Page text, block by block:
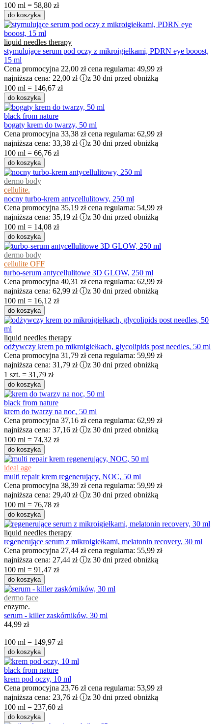
100 ml = 58,80 zł
do koszyka
liquid needles therapy
stymulujące serum pod oczy z mikroigiełkami, PDRN eye booost,
15 ml
Cena promocyjna 22,00 zł cena regularna: 49,99 zł
najniższa cena: 22,00 zł ⓘz 30 dni przed obniżką
100 ml = 146,67 zł
do koszyka
black from nature
bogaty krem do twarzy, 50 ml
Cena promocyjna 33,38 zł cena regularna: 62,99 zł
najniższa cena: 33,38 zł ⓘz 30 dni przed obniżką
100 ml = 66,76 zł
do koszyka
dermo body
cellulite.
nocny turbo-krem antycellulitowy, 250 ml
Cena promocyjna 35,19 zł cena regularna: 54,99 zł
najniższa cena: 35,19 zł ⓘz 30 dni przed obniżką
100 ml = 14,08 zł
do koszyka
dermo body
cellulite OFF
turbo-serum antycellulitowe 3D GLOW, 250 ml
Cena promocyjna 40,31 zł cena regularna: 62,99 zł
najniższa cena: 62,99 zł ⓘz 30 dni przed obniżką
100 ml = 16,12 zł
do koszyka
liquid needles therapy
odżywczy krem po mikroigiełkach, glycolipids post needles, 50 ml
Cena promocyjna 31,79 zł cena regularna: 59,99 zł
najniższa cena: 31,79 zł ⓘz 30 dni przed obniżką
1 szt. = 31,79 zł
do koszyka
black from nature
krem do twarzy na noc, 50 ml
Cena promocyjna 37,16 zł cena regularna: 62,99 zł
najniższa cena: 37,16 zł ⓘz 30 dni przed obniżką
100 ml = 74,32 zł
do koszyka
ideal age
multi repair krem regenerujący, NOC, 50 ml
Cena promocyjna 38,39 zł cena regularna: 59,99 zł
najniższa cena: 29,40 zł ⓘz 30 dni przed obniżką
100 ml = 76,78 zł
do koszyka
liquid needles therapy
regenerujące serum z mikroigiełkami, melatonin recovery, 30 ml
Cena promocyjna 27,44 zł cena regularna: 55,99 zł
najniższa cena: 27,44 zł ⓘz 30 dni przed obniżką
100 ml = 91,47 zł
do koszyka
dermo face
enzyme.
serum - killer zaskórników, 30 ml
44,99 zł
100 ml = 149,97 zł
do koszyka
black from nature
krem pod oczy, 10 ml
Cena promocyjna 23,76 zł cena regularna: 53,99 zł
najniższa cena: 23,76 zł ⓘz 30 dni przed obniżką
100 ml = 237,60 zł
do koszyka